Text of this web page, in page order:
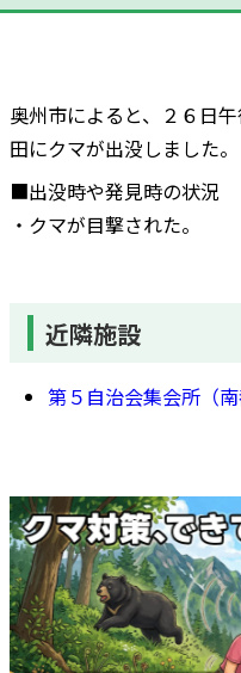
奥州市によると、２６日
田にクマが出没しました。
■出没時や発見時の状況
・クマが目撃された。
近隣施設
第５自治会集会所（南